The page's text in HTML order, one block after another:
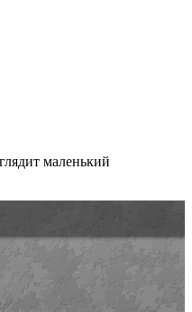
маленький